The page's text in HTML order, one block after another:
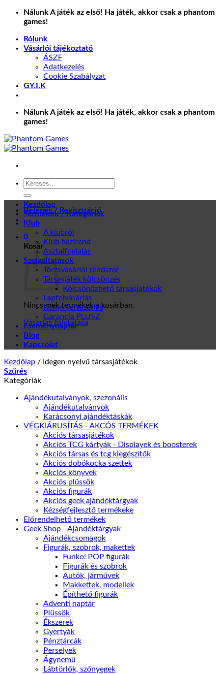
Skip
Nálunk A játék az első! Ha játék, akkor csak a phantom
games!
Rólunk
Vásárlói tájékoztató
ÁSZF
Adatkezelés
Cookie Szabályzat
GY.I.K
Nálunk A játék az első! Ha játék, akkor csak a phantom
games!
Keresés
következőre:
Belépés / Regisztráció
0
Kosár
Nincsenek termékek a kosárban.
Vásárlás folytatása
Kezdőlap
Termékek / Kategóriák
Klub
A klubról
Klub házirend
Asztalfoglalás
Szolgáltatások
Törzsvásárlói rendszer
Társasjáték kölcsönzés
Kölcsönözhető társasjátékok
Lapfelvásárlás
Könyv felvásárlás
Garancia PLUSZ
Eseménynaptár
Blog
Kapcsolat
Kezdőlap / Idegen nyelvű társasjátékok
Szűrés
Kategóriák
Ajándékutalványok, szezonális
Ajándékutalványok
Karácsonyi ajándéktáskák
VÉGKIÁRUSÍTÁS - AKCÓS TERMÉKEK
Akciós társasjátékok
Akciós TCG kártyák - Displayek és boosterek
Akciós társas és tcg kiegészítők
Akciós dobókocka szettek
Akciós könyvek
Akciós plüssök
Akciós figurák
Akciós geek ajándéktárgyak
Kézségfejlesztő termékeke
Előrendelhető termékek
Geek Shop - Ajándéktárgyak
Ajándékcsomagok
Figurák, szobrok, makettek
Funko! POP figurák
Figurák és szobrok
Autók, járművek
Makkettek, modellek
Építhető figurák
Adventi naptár
Plüssök
Ékszerek
Gyertyák
Pénztárcák
Perselyek
Ágynemű
Lábtörlők, szőnyegek